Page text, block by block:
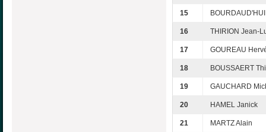
15
16 THIRION Jean-
17 GOUREAU
18 BOUSSAERT
19 GAUCHARD
20 HAMEL Janick
21 MARTZ Alain